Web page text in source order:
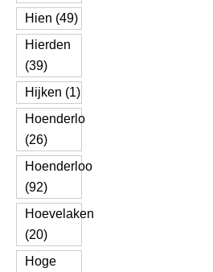
Hien (49)
Hierden
(39)
Hijken (1)
Hoenderlo
(26)
Hoenderloo
(92)
Hoevelaken
(20)
Hoge